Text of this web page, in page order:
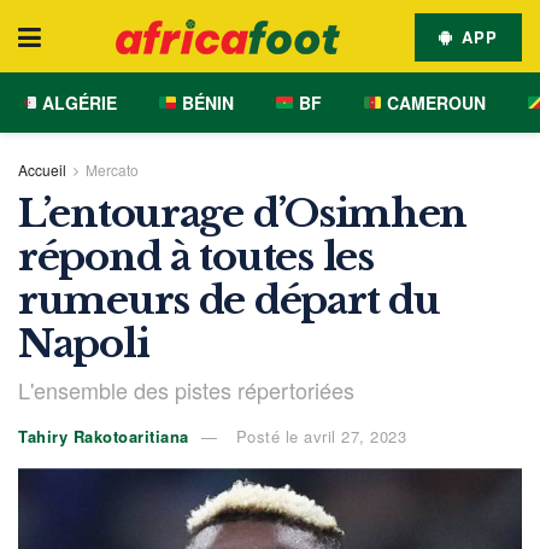
APP
ALGÉRIE BÉNIN BF CAMEROUN
Accueil Mercato
L’entourage d’Osimhen
répond à toutes les
rumeurs de départ du
Napoli
L'ensemble des pistes répertoriées
Tahiry Rakotoaritiana Posté le avril 27, 2023